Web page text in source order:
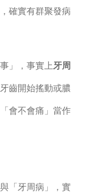
確實有群聚發病
」，事實上牙周
齒開始搖動或膿
會不會痛」當作
「牙周病」，實